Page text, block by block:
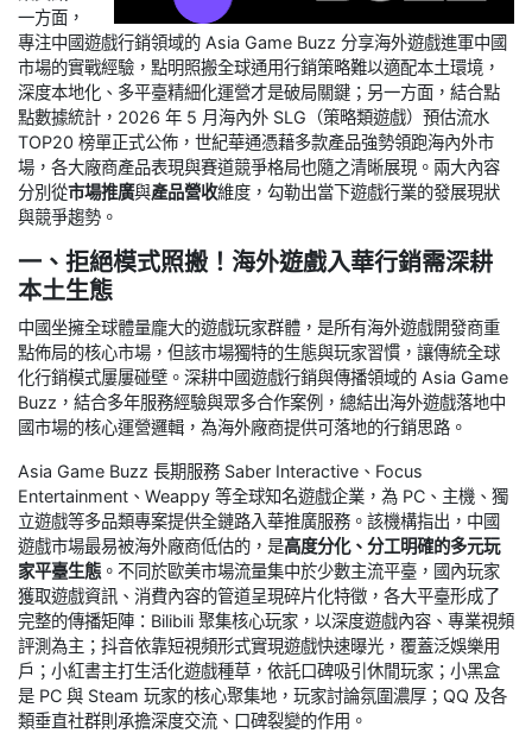
一方面，
專注中國遊戲行銷領域的 Asia Game Buzz 分享海外遊戲進軍中國
市場的實戰經驗，點明照搬全球通用行銷策略難以適配本土環境，
深度本地化、多平臺精細化運營才是破局關鍵；另一方面，結合點
點數據統計，2026 年 5 月海內外 SLG（策略類遊戲）預估流水
TOP20 榜單正式公佈，世紀華通憑藉多款產品強勢領跑海內外市
場，各大廠商產品表現與賽道競爭格局也隨之清晰展現。兩大內容
分別從市場推廣與產品營收維度，勾勒出當下遊戲行業的發展現狀
與競爭趨勢。
一、拒絕模式照搬！海外遊戲入華行銷需深耕
本土生態
中國坐擁全球體量龐大的遊戲玩家群體，是所有海外遊戲開發商重
點佈局的核心市場，但該市場獨特的生態與玩家習慣，讓傳統全球
化行銷模式屢屢碰壁。深耕中國遊戲行銷與傳播領域的 Asia Game
Buzz，結合多年服務經驗與眾多合作案例，總結出海外遊戲落地中
國市場的核心運營邏輯，為海外廠商提供可落地的行銷思路。
Asia Game Buzz 長期服務 Saber Interactive、Focus
Entertainment、Weappy 等全球知名遊戲企業，為 PC、主機、獨
立遊戲等多品類專案提供全鏈路入華推廣服務。該機構指出，中國
遊戲市場最易被海外廠商低估的，是高度分化、分工明確的多元玩
家平臺生態 。不同於歐美市場流量集中於少數主流平臺，國內玩家
獲取遊戲資訊、消費內容的管道呈現碎片化特徵，各大平臺形成了
完整的傳播矩陣：Bilibili 聚集核心玩家，以深度遊戲內容、專業視頻
評測為主；抖音依靠短視頻形式實現遊戲快速曝光，覆蓋泛娛樂用
戶；小紅書主打生活化遊戲種草，依託口碑吸引休閒玩家；小黑盒
是 PC 與 Steam 玩家的核心聚集地，玩家討論氛圍濃厚；QQ 及各
類垂直社群則承擔深度交流、口碑裂變的作用。